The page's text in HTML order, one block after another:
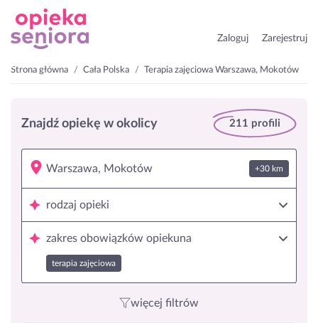
Zaloguj Zarejestruj
Strona główna Cała Polska Terapia zajęciowa Warszawa, Mokotów
Znajdź opiekę w okolicy 211 profili
+30 km
rodzaj opieki
zakres obowiązków opiekuna
terapia zajęciowa
więcej filtrów